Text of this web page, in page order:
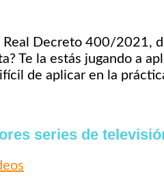
Real Decreto 400/2021,
Te la estás jugando a
de aplicar en la
series de